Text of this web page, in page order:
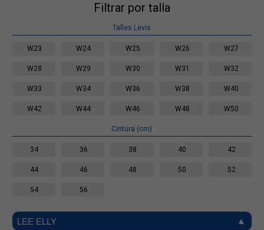
Filtrar por talla
Talles Levis
W23 W24 W25 W26 W27
W28 W29 W30 W31 W32
W33 W34 W36 W38 W40
W42 W44 W46 W48 W50
Cintura (cm)
34 36 38 40 42
44 46 48 50 52
54 56
LEE ELLY